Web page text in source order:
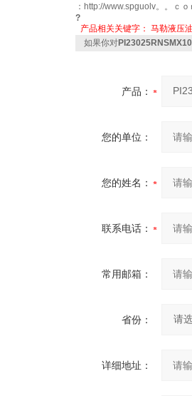
：http://www.spguolv。。ｃｏ
?
产品相关关键字： 马勒液压
如果你对
产品：
您的单位：
您的姓名：
联系电话：
常用邮箱：
省份：
详细地址：